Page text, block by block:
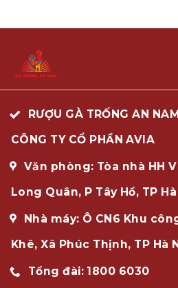
RƯỢU GÀ TRỐNG AN
CÔNG TY CỔ PHẦN AVIA
Văn phòng: Tòa nhà HH
Long Quân, P Tây Hồ, TP
Nhà máy: Ô CN6 Khu
Khê, Xã Phúc Thịnh, TP Hà
Tổng đài: 1800 6030